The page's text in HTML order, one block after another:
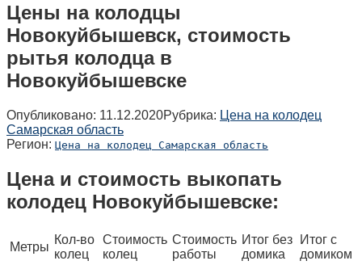
Цены на колодцы
Новокуйбышевск, стоимость
рытья колодца в
Новокуйбышевске
Опубликовано: 11.12.2020Рубрика: Цена на колодец
Самарская область
Регион: Цена на колодец Самарская область
Цена и стоимость выкопать
колодец Новокуйбышевске:
Метры
Кол-во
колец
Стоимость
колец
Стоимость
работы
Итог без
домика
Итог с
домиком